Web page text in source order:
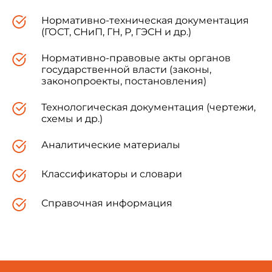
3. ВЗАМЕНГОСТ 10296-71
4. ИЗДАНИЕ (июль 2001 г.) с Изменениями
N 1, 2, утвержденными в декабре 1989 г.,
1а. ОБЛАСТЬ ПРИМЕНЕНИЯ
Настоящий стандарт распространяется на
гидроизоляции строительных конструкций,
Нормативно-техническая документация
(ГОСТ, СНиП, ГН, Р, ГЭСН и др.)
Нормативно-правовые акты органов
государственной власти (законы,
законопроекты, постановления)
Технологическая документация (чертежи,
схемы и др.)
Аналитические материалы
Классификаторы и словари
Справочная информация